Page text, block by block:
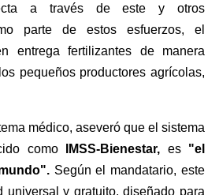
a través de este y otros
parte de estos esfuerzos, el
entrega fertilizantes de manera
pequeños productores agrícolas,
médico, aseveró que el sistema
como
IMSS-Bienestar, es "el
Según el mandatario, este
universal y gratuito, diseñado para